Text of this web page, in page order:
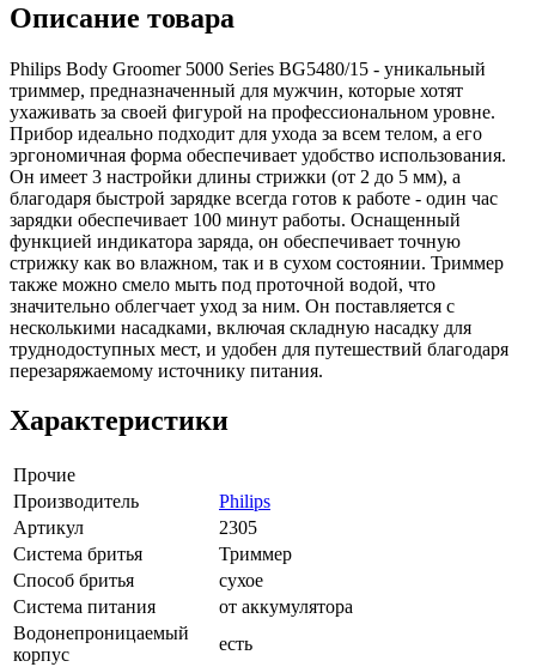
Описание товара
Philips Body Groomer 5000 Series BG5480/15 - уникальный
триммер, предназначенный для мужчин, которые хотят
ухаживать за своей фигурой на профессиональном уровне.
Прибор идеально подходит для ухода за всем телом, а его
эргономичная форма обеспечивает удобство использования.
Он имеет 3 настройки длины стрижки (от 2 до 5 мм), а
благодаря быстрой зарядке всегда готов к работе - один час
зарядки обеспечивает 100 минут работы. Оснащенный
функцией индикатора заряда, он обеспечивает точную
стрижку как во влажном, так и в сухом состоянии. Триммер
также можно смело мыть под проточной водой, что
значительно облегчает уход за ним. Он поставляется с
несколькими насадками, включая складную насадку для
труднодоступных мест, и удобен для путешествий благодаря
перезаряжаемому источнику питания.
Характеристики
Прочие
Производитель
Philips
Артикул
2305
Система бритья
Триммер
Способ бритья
сухое
Система питания
от аккумулятора
Водонепроницаемый
корпус
есть